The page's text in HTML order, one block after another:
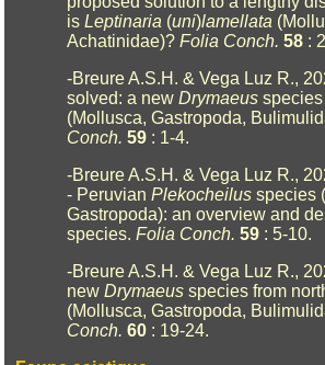
isLeptinaria (uni)lamellata
Achatinidae)?Folia Conch. 58 :
-Breure A.S.H. & Vega Luz R.,
solved: a newDrymaeus
(Mollusca, Gastropoda,
Conch. 59 : 1-4.
-Breure A.S.H. & Vega Luz R.,
- PeruvianPlekocheilusspecies
Gastropoda): an overview and
species.Folia Conch. 59 : 5-10.
-Breure A.S.H. & Vega Luz R.,
newDrymaeusspecies from
(Mollusca, Gastropoda,
Conch. 60 : 19-24.